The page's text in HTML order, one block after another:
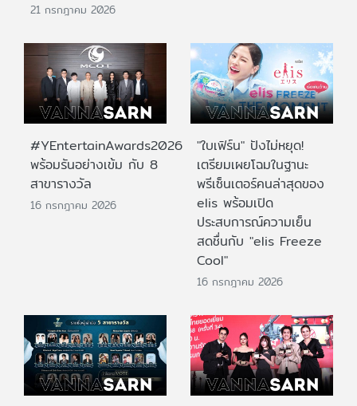
21 กรกฎาคม 2026
#YEntertainAwards2026
พร้อมรันอย่างเข้ม กับ 8
สาขารางวัล
16 กรกฎาคม 2026
"ใบเฟิร์น" ปังไม่หยุด!
เตรียมเผยโฉมในฐานะ
พรีเซ็นเตอร์คนล่าสุดของ
elis พร้อมเปิด
ประสบการณ์ความเย็น
สดชื่นกับ "elis Freeze
Cool"
16 กรกฎาคม 2026